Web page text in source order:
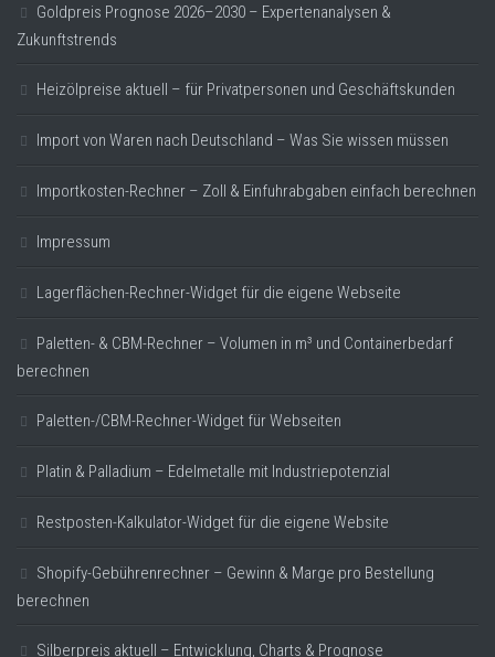
Goldpreis Prognose 2026–2030 – Expertenanalysen &
Zukunftstrends
Heizölpreise aktuell – für Privatpersonen und Geschäftskunden
Import von Waren nach Deutschland – Was Sie wissen müssen
Importkosten-Rechner – Zoll & Einfuhrabgaben einfach berechnen
Impressum
Lagerflächen-Rechner-Widget für die eigene Webseite
Paletten- & CBM-Rechner – Volumen in m³ und Containerbedarf
berechnen
Paletten-/CBM-Rechner-Widget für Webseiten
Platin & Palladium – Edelmetalle mit Industriepotenzial
Restposten-Kalkulator-Widget für die eigene Website
Shopify-Gebührenrechner – Gewinn & Marge pro Bestellung
berechnen
Silberpreis aktuell – Entwicklung, Charts & Prognose